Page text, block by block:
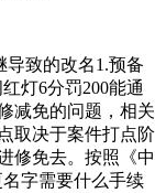
致的改名1.预备
灯6分罚200能通
减免的问题，相关
取决于案件打点阶
修免去。按照《中
字需要什么手续